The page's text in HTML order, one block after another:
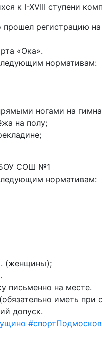
к I-XVIII ступени
регистрацию на
«Ока».
нормативам:
ногами на
на полу;
СОШ №1
нормативам:
(женщины);
письменно на месте.
иметь при
допуск.